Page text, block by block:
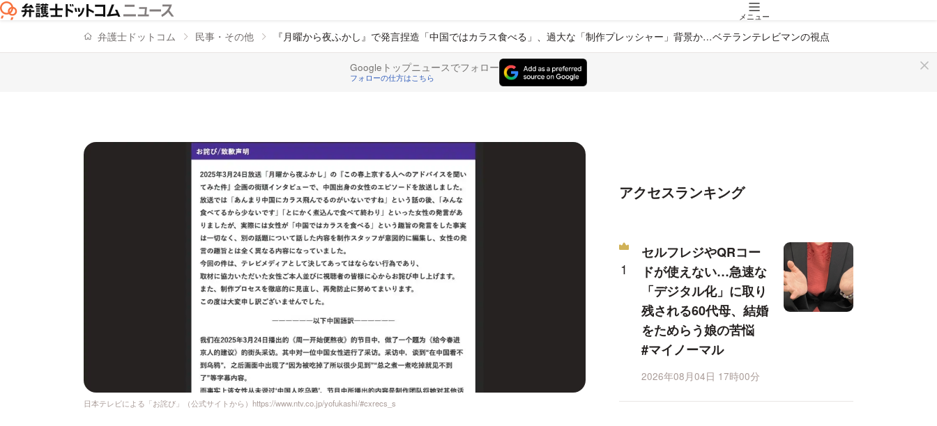
メニュー
弁護士ドットコム 民事・その他 『月曜から夜ふかし』で発言捏造「中国ではカラス食べる」、過大な「制作プレッシャー」背景か…ベテランテレビマンの視点
Googleトップニュースでフォロー
フォローの仕方はこちら
日本テレビによる「お詫び」（公式サイトから）https://www.ntv.co.jp/yofukashi/#cxrecs_s
アクセスランキング
セルフレジやQRコー
ドが使えない…急速な
「デジタル化」に取り
残される60代母、結婚
をためらう娘の苦悩
#マイノーマル
2026年08月04日 17時00分